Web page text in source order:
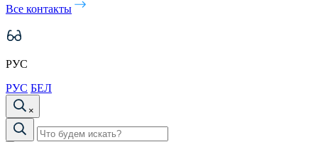
Все контакты
РУС
РУС БЕЛ
×